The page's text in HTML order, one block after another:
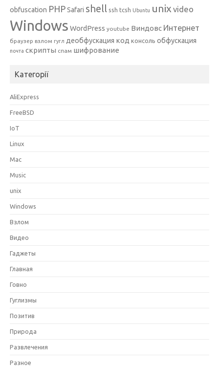
obfuscation PHPSafari shell ssh tcsh Ubuntu unix video
Windows WordPress youtube Виндовс Интернет
браузер взлом гугл деобфускация код консоль обфускация
почта скрипты спам шифрование
Категорії
AliExpress
FreeBSD
IoT
Linux
Mac
Music
unix
Windows
Взлом
Видео
Гаджеты
Главная
Говно
Гуглизмы
Позитив
Природа
Развлечения
Разное